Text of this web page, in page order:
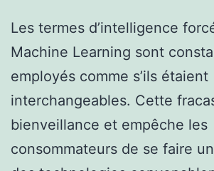
Les termes d’intelligence
Machine Learning sont
employés comme s’ils étaient
interchangeables. Cette
bienveillance et empêche les
consommateurs de se faire